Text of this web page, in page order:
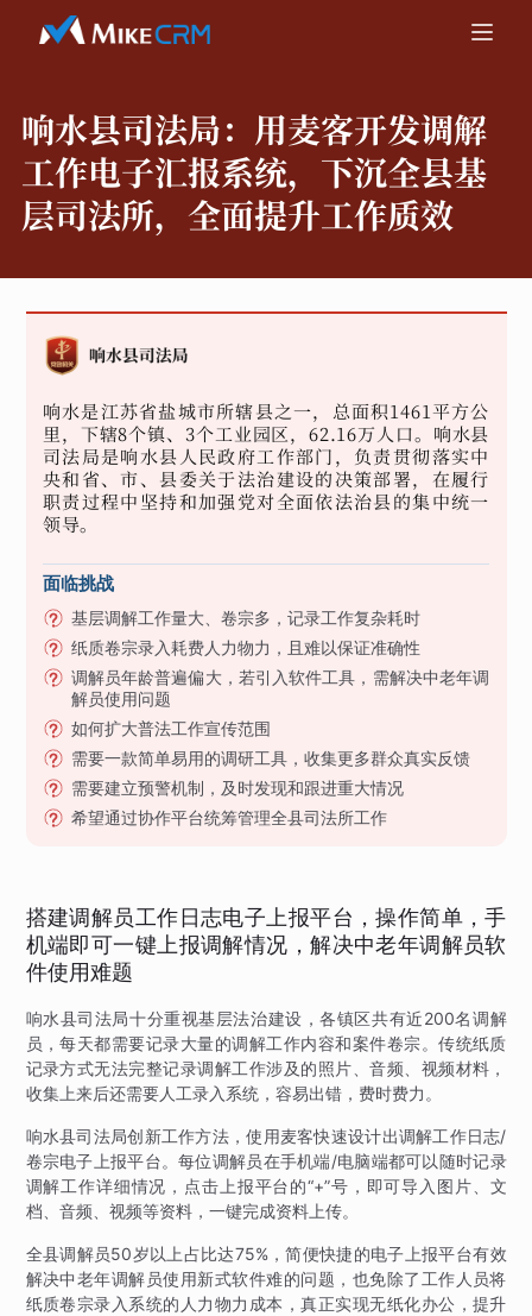
响水县司法局： 用麦客开发调解
工作电子汇报系统，下沉全县基
层司法所，全面提升工作质效
响水是江苏省盐城市所辖县之一，总面积1461平方公
里，下辖8个镇、3个工业园区，62.16万人口。响水县
司法局是响水县人民政府工作部门，负责贯彻落实中
央和省、市、县委关于法治建设的决策部署，在履行
职责过程中坚持和加强党对全面依法治县的集中统一
领导。
面临挑战
基层调解工作量大、卷宗多，记录工作复杂耗时
纸质卷宗录入耗费人力物力，且难以保证准确性
调解员年龄普遍偏大，若引入软件工具，需解决中老年调
解员使用问题
如何扩大普法工作宣传范围
需要一款简单易用的调研工具，收集更多群众真实反馈
需要建立预警机制，及时发现和跟进重大情况
希望通过协作平台统筹管理全县司法所工作
搭建调解员工作日志电子上报平台，操作简单，手
机端即可一键上报调解情况，解决中老年调解员软
件使用难题
响水县司法局十分重视基层法治建设，各镇区共有近200名调解
员，每天都需要记录大量的调解工作内容和案件卷宗。传统纸质
记录方式无法完整记录调解工作涉及的照片、音频、视频材料，
收集上来后还需要人工录入系统，容易出错，费时费力。
响水县司法局创新工作方法，使用麦客快速设计出调解工作日志/
卷宗电子上报平台。每位调解员在手机端/电脑端都可以随时记录
调解工作详细情况，点击上报平台的“+”号，即可导入图片、文
档、音频、视频等资料，一键完成资料上传。
全县调解员50岁以上占比达75%，简便快捷的电子上报平台有效
解决中老年调解员使用新式软件难的问题，也免除了工作人员将
纸质卷宗录入系统的人力物力成本，真正实现无纸化办公，提升